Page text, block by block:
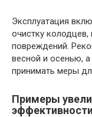
Эксплуатация
очистку
повреждений.
весной и осенью,
принимать меры
Примеры